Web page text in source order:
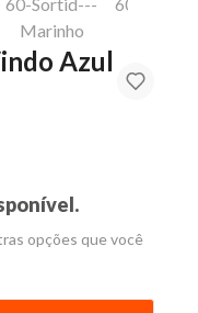
Azul
opções que você